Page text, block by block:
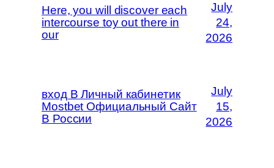
Here, you will discover each
intercourse toy out there in
our
July
24,
2026
вход В Личный кабинетик
Mostbet Официальный Сайт
В России
July
15,
2026